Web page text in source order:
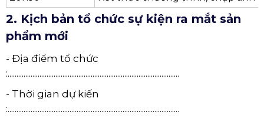
20h50
Kết thúc chương trình, chụp ảnh
2. Kịch bản tổ chức sự kiện ra mắt sản
phẩm mới
- Địa điểm tổ chức
:.................................................................................................
- Thời gian dự kiến